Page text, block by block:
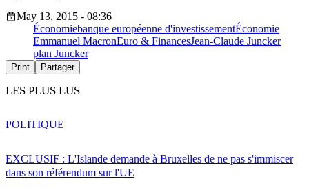
May 13, 2015 - 08:36
Économiebanque européenne d'investissementÉconomie
Emmanuel MacronEuro & FinancesJean-Claude Juncker
plan Juncker
Print Partager
LES PLUS LUS
EXCLUSIF : L'Islande demande à Bruxelles de ne pas s'immiscer
dans son référendum sur l'UE
POLITIQUE